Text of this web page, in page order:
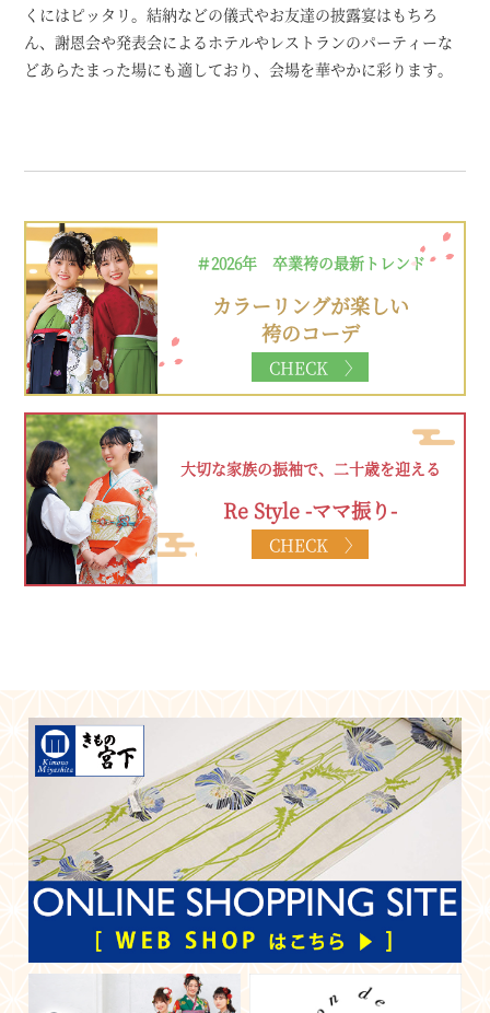
くにはピッタリ。結納などの儀式やお友達の披露宴はもちろ
ん、謝恩会や発表会によるホテルやレストランのパーティーな
どあらたまった場にも適しており、会場を華やかに彩ります。
＃2026年 卒業袴の最新トレンド
カラーリングが楽しい
袴のコーデ
CHECK 〉
大切な家族の振袖で、二十歳を迎える
Re Style -ママ振り-
CHECK 〉